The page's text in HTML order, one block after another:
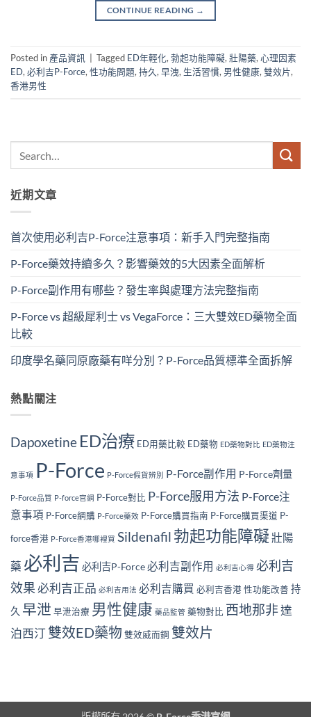
CONTINUE READING →
Posted in 產品資訊 Tagged ED年輕化,勃起功能障礙,壯陽藥,心理因素
ED,必利吉P-Force,性功能問題,持久,早洩,生活習慣, 男性健康,雙效片,
香港男性
近期文章
首次使用必利吉P-Force注意事項：新手入門完整指南
P-Force藥效持續多久？影響藥效的5大因素全面解析
P-Force副作用有哪些？發生率與處理方法完整指南
P-Force vs 超級犀利士 vs VegaForce：三大雙效ED藥物全面
比較
印度學名藥同原廠藥有咩分別？P-Force品質標準全面拆解
熱點關注
Dapoxetine ED治療 ED用藥比較 ED藥物 ED藥物對比 ED藥物注
意事項 P-Force P-Force假貨辨別 P-Force副作用 P-Force劑量
P-Force品質 P-force官網 P-Force對比 P-Force服用方法 P-Force注
意事項 P-Force網購 P-Force藥效 P-Force購買指南 P-Force購買渠道 P-
force香港 P-Force香港哪裡買 Sildenafil 勃起功能障礙 壯陽
藥 必利吉 必利吉P-Force必利吉副作用 必利吉心得 必利吉
效果必利吉正品 必利吉用法 必利吉購買 必利吉香港 性功能改善 持
久 早泄 早泄治療 男性健康 藥品監管 藥物對比 西地那非達
泊西汀雙效ED藥物 雙效威而鋼 雙效片